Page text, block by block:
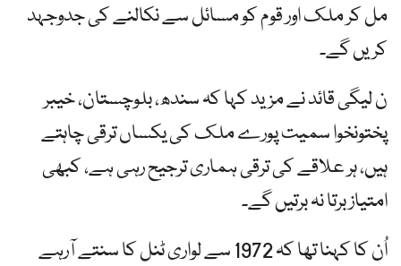
مل کر ملک اور قوم کو مسائل سے نکالنے کی جدوجہد
کریں گے۔
ن لیگی قائد نے مزید کہا کہ سندھ، بلوچستان، خیبر
پختونخوا سمیت پورے ملک کی یکساں ترقی چاہتے
ہیں، ہر علاقے کی ترقی ہماری ترجیح رہی ہے، کبھی
امتیاز برتا نہ برتیں گے۔
اُن کا کہنا تھا کہ 1972 سے لواری ٹنل کا سنتے آرہے